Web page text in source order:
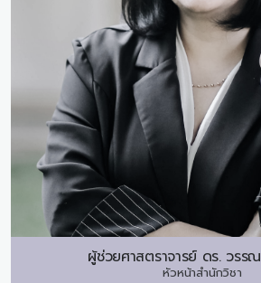
ผู้ช่วยศาสตราจารย์ ดร. วรร
หัวหน้าสำนักวิชา